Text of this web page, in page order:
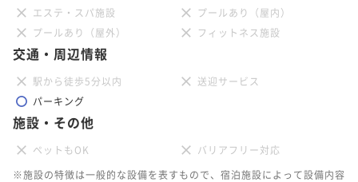
エステ・スパ施設
プールあり（屋内）
プールあり（屋外）
フィットネス施設
交通・周辺情報
駅から徒歩5分以内
送迎サービス
パーキング
施設・その他
ペットもOK
バリアフリー対応
※施設の特徴は一般的な設備を表すもので、宿泊施設によって設備内容